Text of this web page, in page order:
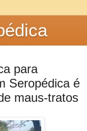
para
Seropédica é
maus-tratos